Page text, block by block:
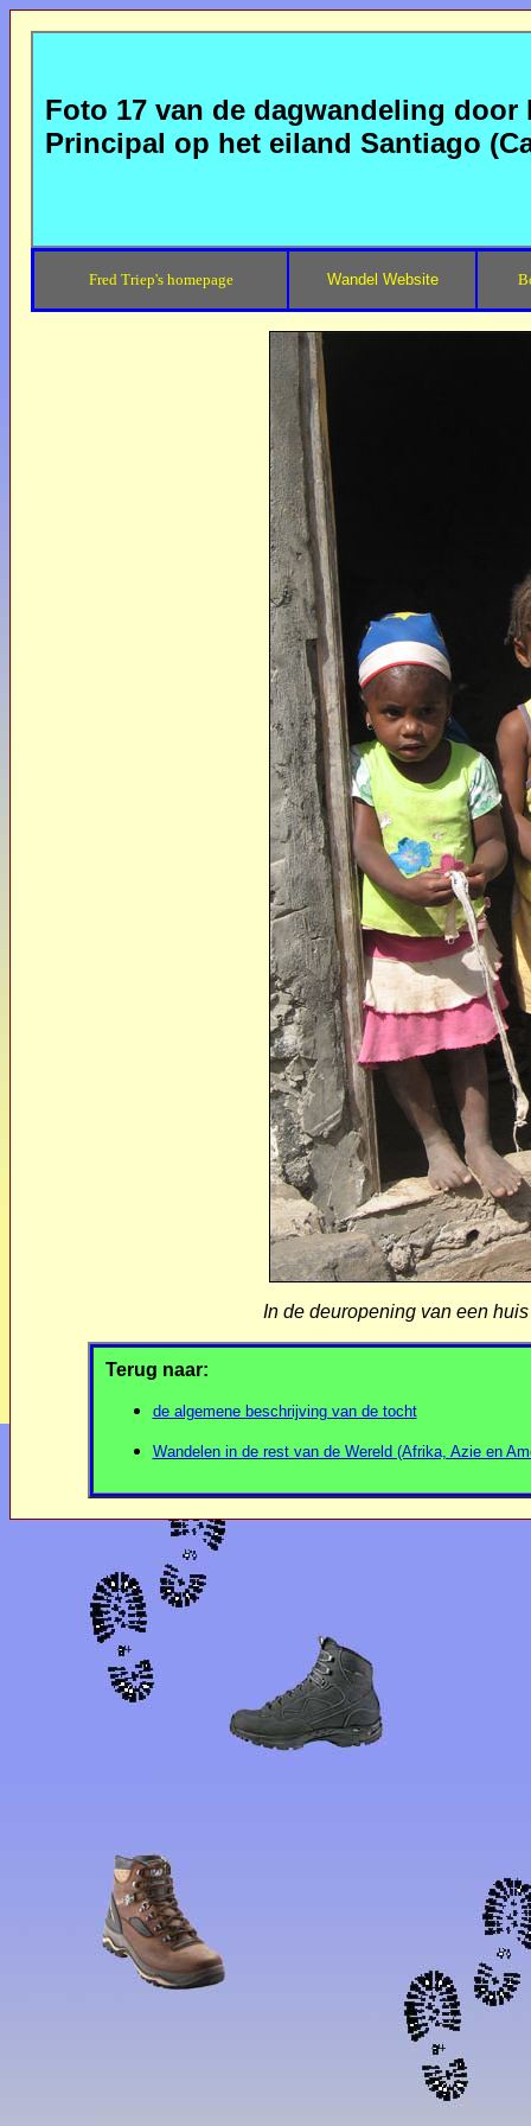
Foto 17 van de dagwandeling door
Principal op het eiland Santiago
Fred Triep's homepage Wandel Website
In de deuropening van een
Terug naar:
de algemene beschrijving van de tocht
Wandelen in de rest van de Wereld (Afrika, Azie en